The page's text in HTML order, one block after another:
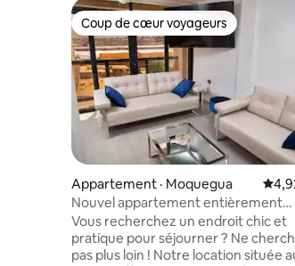
Coup de cœur voyageurs
Coup de cœur voyageurs
Appartement · Moquegua
Nouvel appartement entièrement
meublé dans le centre-ville.
Vous recherchez un endroit chic et
pratique pour séjourner ? Ne
pas plus loin ! Notre location située